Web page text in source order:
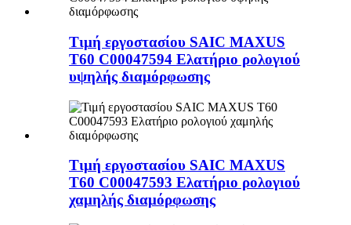
Τιμή εργοστασίου SAIC MAXUS
T60 C00047594 Ελατήριο ρολογιού
υψηλής διαμόρφωσης
Τιμή εργοστασίου SAIC MAXUS
T60 C00047593 Ελατήριο ρολογιού
χαμηλής διαμόρφωσης